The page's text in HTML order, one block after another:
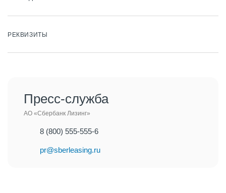
РЕКВИЗИТЫ
Пресс-служба
АО «Сбербанк Лизинг»
8 (800) 555-555-6
pr@sberleasing.ru